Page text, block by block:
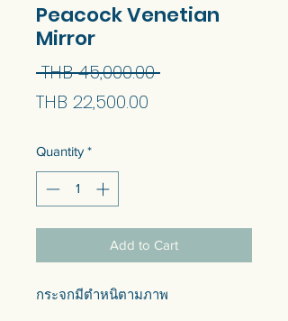
Peacock Venetian
Mirror
THB 45,000.00 Regular
THB 22,500.00
Quantity *
Add to Cart
กระจกมีตำหนิตามภาพ